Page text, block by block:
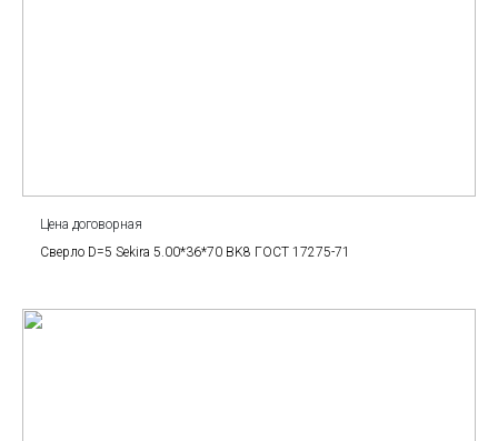
Цена договорная
Сверло D=5 Sekira 5.00*36*70 BK8 ГОСТ 17275-71